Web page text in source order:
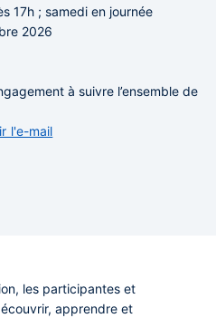
17h ; samedi en journée
2026
à suivre l’ensemble de
l'e-mail
, les participantes et
apprendre et